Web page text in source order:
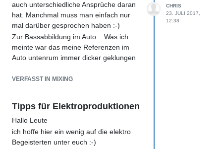
auch unterschiedliche Ansprüche daran
hat. Manchmal muss man einfach nur
mal darüber gesprochen haben :-)
Zur Bassabbildung im Auto... Was ich
meinte war das meine Referenzen im
Auto untenrum immer dicker geklungen
ich Horst bin auch noch nicht auf die Idee
dachte wenn alles ungefähr ausgeglichen
ist sollte es passen.
Vielen lieben Dank :-)
VERFASST IN MIXING
CHRIS
23. JULI 2017,
12:38
Tipps für Elektroproduktionen
Hallo Leute
ich hoffe hier ein wenig auf die elektro
Begeisterten unter euch :-)